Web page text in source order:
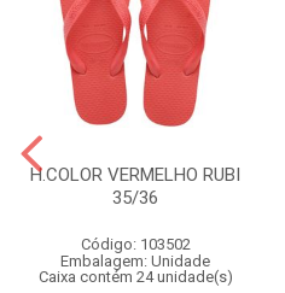
H.COLOR VERMELHO RUBI
35/36
Código: 103502
Embalagem: Unidade
Caixa contém 24 unidade(s)